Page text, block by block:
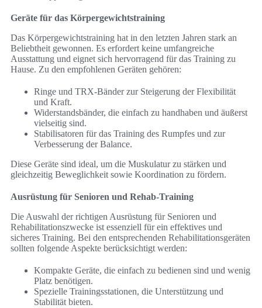
Geräte für das Körpergewichtstraining
Das Körpergewichtstraining hat in den letzten Jahren stark an
Beliebtheit gewonnen. Es erfordert keine umfangreiche
Ausstattung und eignet sich hervorragend für das Training zu
Hause. Zu den empfohlenen Geräten gehören:
Ringe und TRX-Bänder zur Steigerung der Flexibilität
und Kraft.
Widerstandsbänder, die einfach zu handhaben und äußerst
vielseitig sind.
Stabilisatoren für das Training des Rumpfes und zur
Verbesserung der Balance.
Diese Geräte sind ideal, um die Muskulatur zu stärken und
gleichzeitig Beweglichkeit sowie Koordination zu fördern.
Ausrüstung für Senioren und Rehab-Training
Die Auswahl der richtigen Ausrüstung für Senioren und
Rehabilitationszwecke ist essenziell für ein effektives und
sicheres Training. Bei den entsprechenden Rehabilitationsgeräten
sollten folgende Aspekte berücksichtigt werden:
Kompakte Geräte, die einfach zu bedienen sind und wenig
Platz benötigen.
Spezielle Trainingsstationen, die Unterstützung und
Stabilität bieten.